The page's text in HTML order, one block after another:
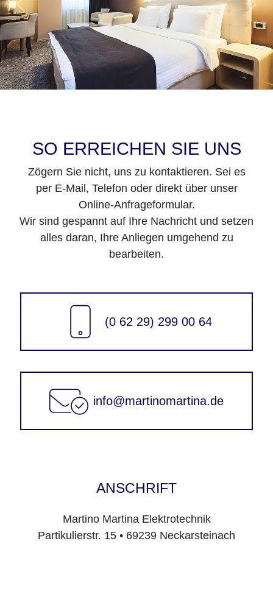
SO ERREICHEN SIE UNS
Zögern Sie nicht, uns zu kontaktieren. Sei es
per E-Mail, Telefon oder direkt über unser
Online-Anfrageformular.
Wir sind gespannt auf Ihre Nachricht und setzen
alles daran, Ihre Anliegen umgehend zu
bearbeiten.
(0 62 29) 299 00 64
info@martinomartina.de
ANSCHRIFT
Martino Martina Elektrotechnik
Partikulierstr. 15 • 69239 Neckarsteinach